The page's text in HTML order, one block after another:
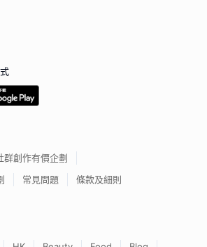
群創作有價企劃
常見問題 條款及細則